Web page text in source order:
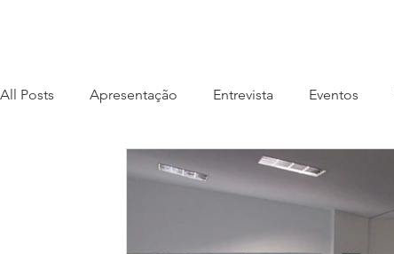
All Posts Apresentação Entrevista Eventos
Livro Sete Ponto Zero Livro #AtitudeÉTudo
Musicare